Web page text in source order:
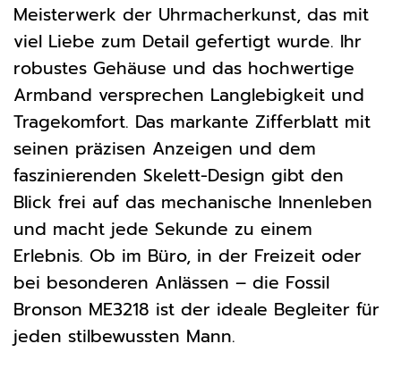
Meisterwerk der Uhrmacherkunst, das mit
viel Liebe zum Detail gefertigt wurde. Ihr
robustes Gehäuse und das hochwertige
Armband versprechen Langlebigkeit und
Tragekomfort. Das markante Zifferblatt mit
seinen präzisen Anzeigen und dem
faszinierenden Skelett-Design gibt den
Blick frei auf das mechanische Innenleben
und macht jede Sekunde zu einem
Erlebnis. Ob im Büro, in der Freizeit oder
bei besonderen Anlässen – die Fossil
Bronson ME3218 ist der ideale Begleiter für
jeden stilbewussten Mann.